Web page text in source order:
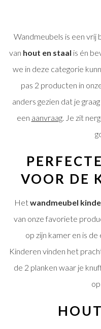
Wandmeubels is een vrij
van hout en staal is én
we in deze categorie
pas 2 producten in
anders gezien dat je
een aanvraag. Je zit
VOOR DE
Hetwandmeubel
van onze favoriete
op zijn kamer en is
Kinderen vinden het
de 2 planken waar je